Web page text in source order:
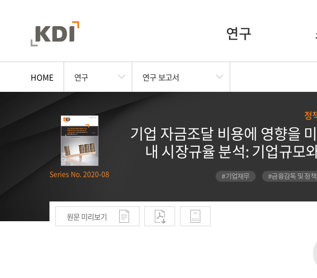
연구
HOME 연구 연구 보고서
Series No. 2020-08
정
기업 자금조달 비용에 영향을
내 시장규율 분석: 기업규모
#기업재무 #금융감독 및 정책
원문 미리보기